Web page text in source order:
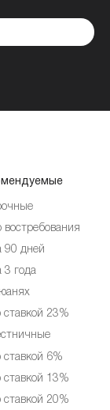
востребования
90 дней
3 года
ставкой 23%
ставкой 6%
ставкой 13%
ставкой 20%